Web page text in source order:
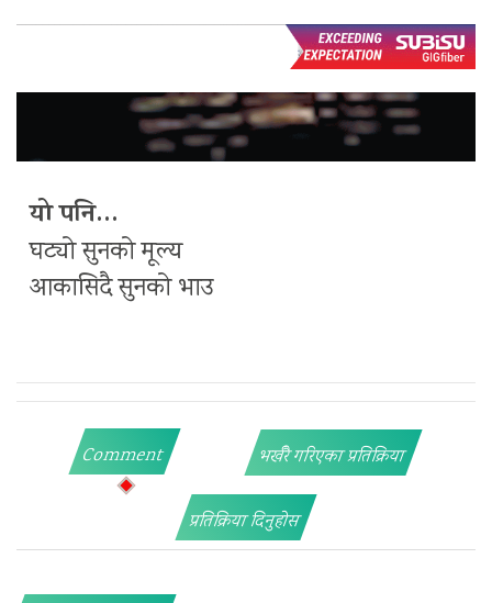
यो पनि…
घट्यो सुनको मूल्य
आकासिदै सुनको भाउ
Comment भर्खरै गरिएका प्रतिक्रिया
प्रतिक्रिया दिनुहोस